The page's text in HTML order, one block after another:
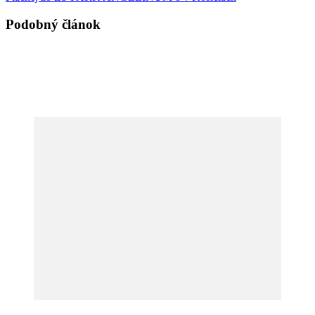
Podobný článok